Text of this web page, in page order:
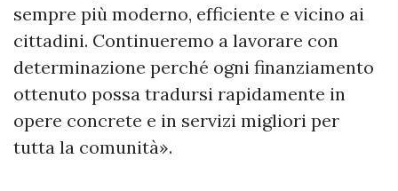
sempre più moderno, efficiente e vicino ai
cittadini. Continueremo a lavorare con
determinazione perché ogni finanziamento
ottenuto possa tradursi rapidamente in
opere concrete e in servizi migliori per
tutta la comunità».